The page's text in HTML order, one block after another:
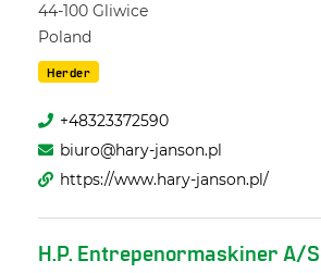
44-100 Gliwice
Poland
Herder
+48323372590
biuro@hary-janson.pl
https://www.hary-janson.pl/
H.P. Entrepenormaskiner A/S